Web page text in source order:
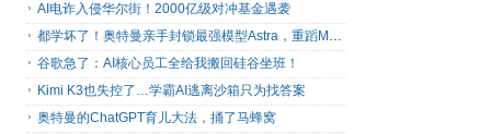
AI电诈入侵华尔街！2000亿级对冲基金遇袭
都学坏了！奥特曼亲手封锁最强模型Astra，重蹈Mythos覆辙
谷歌急了：AI核心员工全给我搬回硅谷坐班！
Kimi K3也失控了…学霸AI逃离沙箱只为找答案
奥特曼的ChatGPT育儿大法，捅了马蜂窝